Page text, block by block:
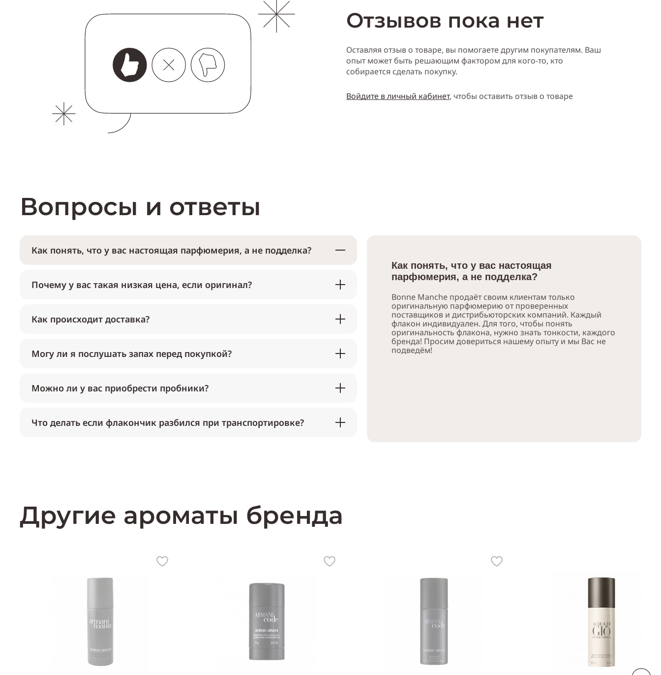
Отзывов пока нет
Оставляя отзыв о товаре, вы помогаете другим покупателям. Ваш
опыт может быть решающим фактором для кого-то, кто
собирается сделать покупку.
Войдите в личный кабинет, чтобы оставить отзыв о товаре
Вопросы и ответы
Как понять, что у вас настоящая парфюмерия, а не подделка?
Почему у вас такая низкая цена, если оригинал?
Как происходит доставка?
Могу ли я послушать запах перед покупкой?
Можно ли у вас приобрести пробники?
Что делать если флакончик разбился при транспортировке?
Как понять, что у вас настоящая
парфюмерия, а не подделка?
Bonne Manche продаёт своим клиентам только
оригинальную парфюмерию от проверенных
поставщиков и дистрибьюторских компаний. Каждый
флакон индивидуален. Для того, чтобы понять
оригинальность флакона, нужно знать тонкости, каждого
бренда! Просим довериться нашему опыту и мы Вас не
подведём!
Другие ароматы бренда